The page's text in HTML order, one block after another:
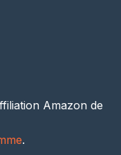
Amazon de
.